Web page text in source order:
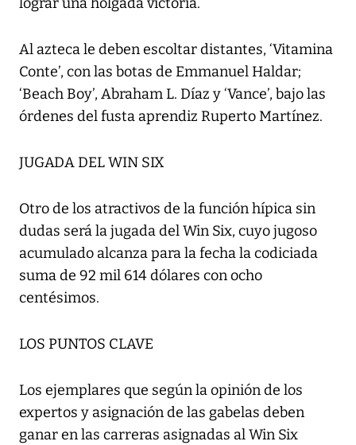
lograr una holgada victoria.
Al azteca le deben escoltar distantes, ‘Vitamina
Conte’, con las botas de Emmanuel Haldar;
‘Beach Boy’, Abraham L. Díaz y ‘Vance’, bajo las
órdenes del fusta aprendiz Ruperto Martínez.
JUGADA DEL WIN SIX
Otro de los atractivos de la función hípica sin
dudas será la jugada del Win Six, cuyo jugoso
acumulado alcanza para la fecha la codiciada
suma de 92 mil 614 dólares con ocho
centésimos.
LOS PUNTOS CLAVE
Los ejemplares que según la opinión de los
expertos y asignación de las gabelas deben
ganar en las carreras asignadas al Win Six